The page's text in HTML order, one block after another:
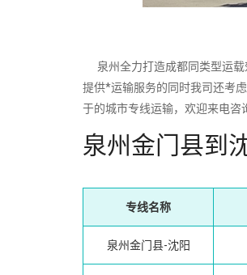
泉州全力打造成都同类型运载
提供*运输服务的同时我司还考
于的城市专线运输，欢迎来电咨
泉州金门县到
专线名称
泉州金门县-沈阳